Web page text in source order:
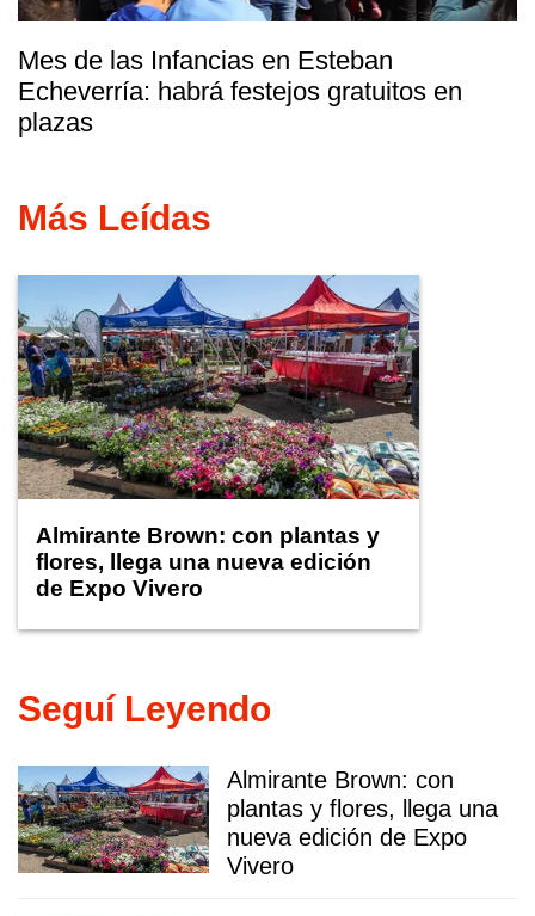
Mes de las Infancias en Esteban
Echeverría: habrá festejos gratuitos en
plazas
Más Leídas
Almirante Brown: con plantas y
flores, llega una nueva edición
de Expo Vivero
Seguí Leyendo
Almirante Brown: con
plantas y flores, llega una
nueva edición de Expo
Vivero